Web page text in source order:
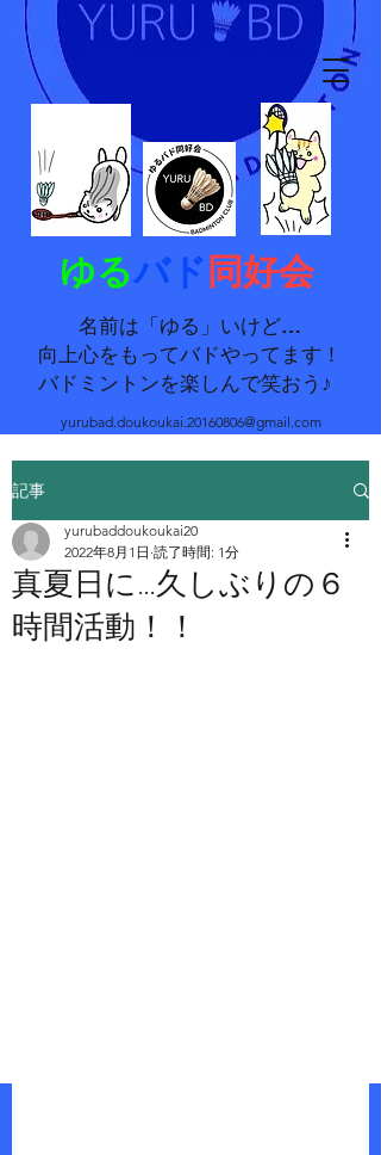
ゆるバド 同好会
名前は「ゆる」いけど…
向上心をもってバドやってます！
バドミントンを楽しんで笑おう♪
yurubad.doukoukai.20160806@gmail.com
記事
真夏日に…久しぶりの６
時間活動！！
yurubaddoukoukai20
2022年8月1日 読了時間: 1分